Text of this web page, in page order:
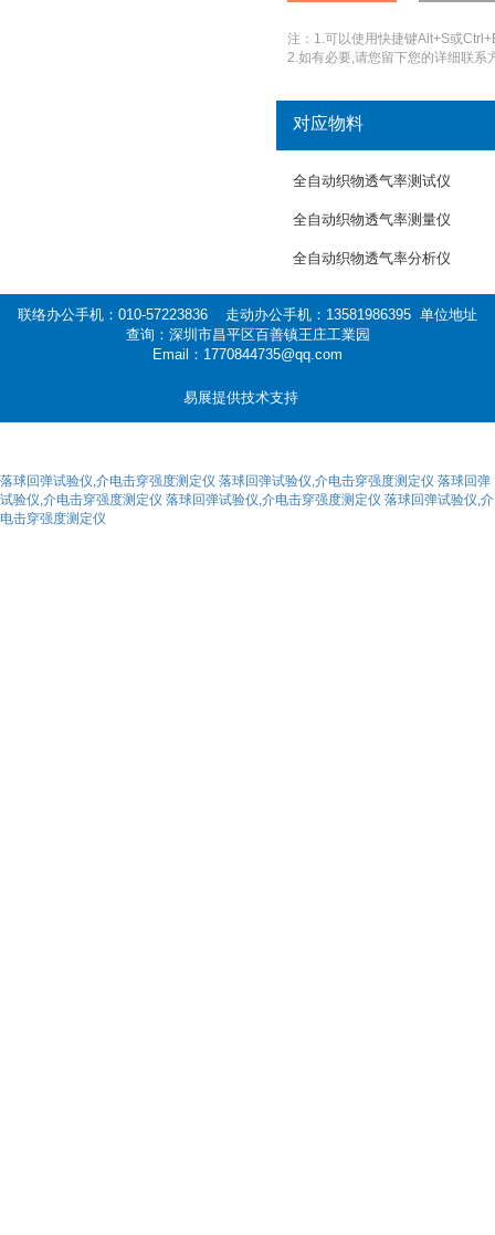
注：1.可以使用快捷键Alt+S或
2.如有必要,请您留下您的详细联系
对应物料
全自动织物透气率测试仪
全自动织物透气率测量仪
全自动织物透气率分析仪
联络办公手机：010-57223836 走动办公手机：13581986395 单位地址
查询：深圳市昌平区百善镇王庄工業园
Email：1770844735@qq.com
易展提供技术支持
落球回弹试验仪,介电击穿强度测定仪 落球回弹试验仪,介电击穿强度测定仪 落球回弹
试验仪,介电击穿强度测定仪 落球回弹试验仪,介电击穿强度测定仪 落球回弹试验仪,介
电击穿强度测定仪